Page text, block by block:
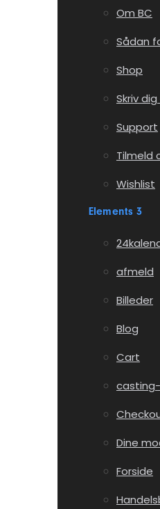
Om BC
Sådan
Shop
Skriv
Support
Tilmeld
Wishlist
Elements 3
afmeld
Billeder
Blog
Cart
Dine
Forside